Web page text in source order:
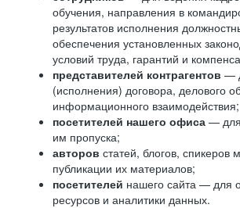
обучения, направления в
результатов исполнения
обеспечения установленных
условий труда, гарантий и
представителей контрагентов —
(исполнения) договора, делового
информационного взаимодействия;
посетителей нашего офиса —
им пропуска;
авторов статей, блогов,
публикации их материалов;
посетителей нашего сайта — для
ресурсов и аналитики данных.